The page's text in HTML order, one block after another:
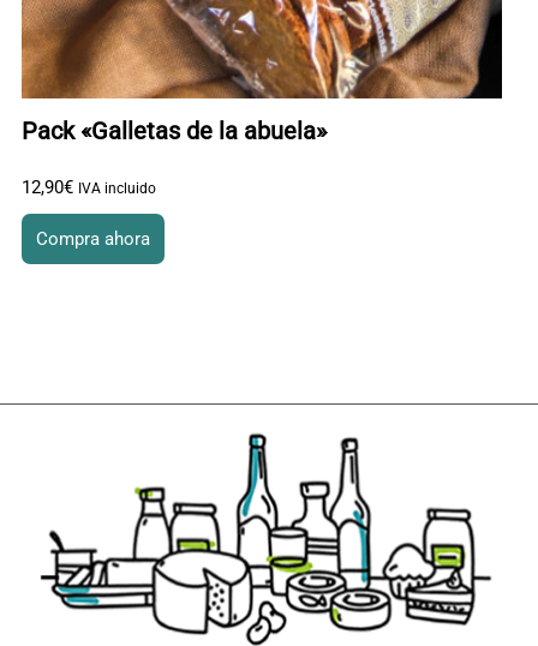
Pack «Galletas de la abuela»
12,90€ IVA incluido
Compra ahora